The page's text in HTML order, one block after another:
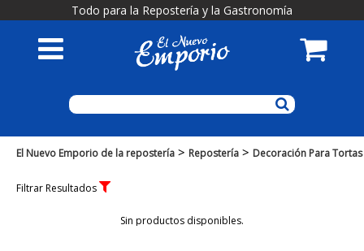
Todo para la Repostería y la Gastronomía
El Nuevo Emporio de la repostería > Repostería > Decoración Para Tortas
Filtrar Resultados
Sin productos disponibles.